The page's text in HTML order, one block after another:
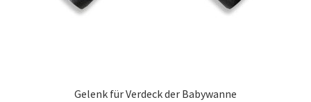
Gelenk für Verdeck der Babywanne